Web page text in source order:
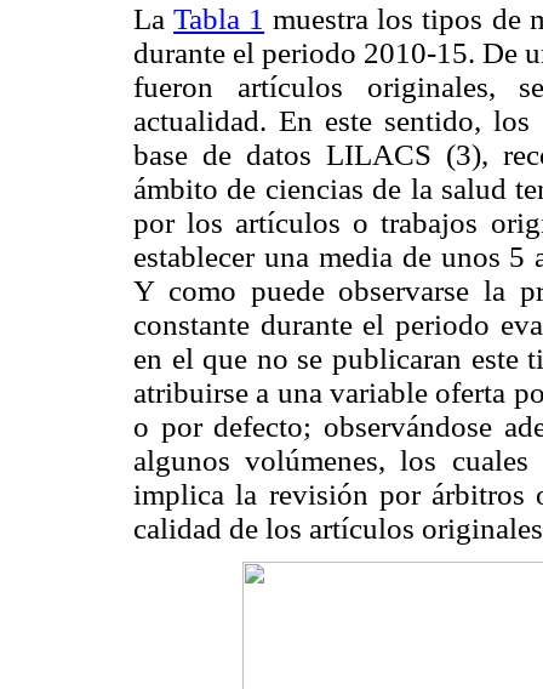
LaTabla 1 muestra los tipos de
durante el periodo 2010-15. De
fueron artículos originales,
actualidad. En este sentido,
base de datos LILACS (3),
ámbito de ciencias de la salud
por los artículos o trabajos
establecer una media de unos
Y como puede observarse la
constante durante el periodo
en el que no se publicaran este
atribuirse a una variable oferta
o por defecto; observándose
algunos volúmenes, los
implica la revisión por árbitros
calidad de los artículos